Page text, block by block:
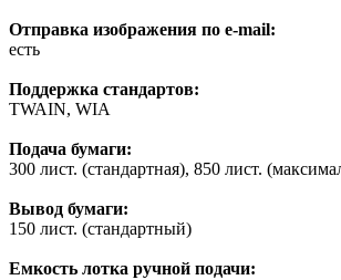
Отправка изображения по e-mail:
есть
Поддержка стандартов:
TWAIN, WIA
Подача бумаги:
300 лист. (стандартная), 850 лист.
Вывод бумаги:
150 лист. (стандартный)
Емкость лотка ручной подачи: